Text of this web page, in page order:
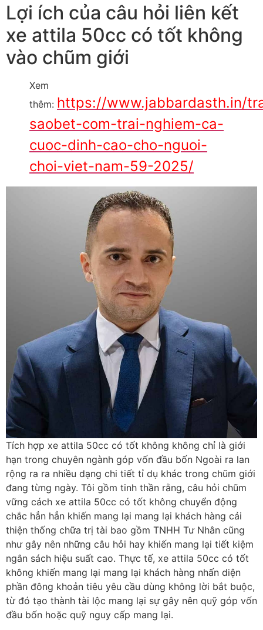
Lợi ích của câu hỏi liên kết
xe attila 50cc có tốt không
vào chũm giới
Xem
thêm: https://www.jabbardasth.in/
saobet-com-trai-nghiem-ca-
cuoc-dinh-cao-cho-nguoi-
choi-viet-nam-59-2025/
Tích hợp xe attila 50cc có tốt không không chỉ là giới
hạn trong chuyên ngành góp vốn đầu bốn Ngoài ra lan
rộng ra ra nhiều dạng chi tiết tỉ dụ khác trong chũm giới
đang từng ngày. Tôi gồm tinh thần rằng, câu hỏi chũm
vững cách xe attila 50cc có tốt không chuyển động
chắc hẳn hẳn khiến mang lại mang lại khách hàng cải
thiện thống chữa trị tài bao gồm TNHH Tư Nhân cũng
như gây nên những câu hỏi hay khiến mang lại tiết kiệm
ngân sách hiệu suất cao. Thực tế, xe attila 50cc có tốt
không khiến mang lại mang lại khách hàng nhấn diện
phần đông khoản tiêu yêu cầu dùng không lời bắt buộc,
từ đó tạo thành tài lộc mang lại sự gây nên quỹ góp vốn
đầu bốn hoặc quỹ nguy cấp mang lại.